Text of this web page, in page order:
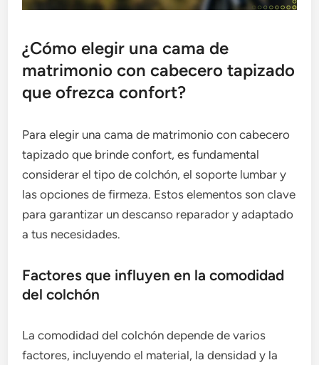
¿Cómo elegir una cama de
matrimonio con cabecero tapizado
que ofrezca confort?
Para elegir una cama de matrimonio con cabecero
tapizado que brinde confort, es fundamental
considerar el tipo de colchón, el soporte lumbar y
las opciones de firmeza. Estos elementos son clave
para garantizar un descanso reparador y adaptado
a tus necesidades.
Factores que influyen en la comodidad
del colchón
La comodidad del colchón depende de varios
factores, incluyendo el material, la densidad y la